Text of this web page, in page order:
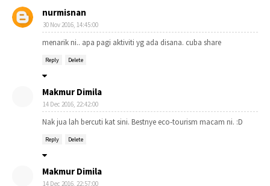
nurmisnan
30 Nov 2016, 14:45:00
menarik ni.. apa pagi aktiviti yg ada disana. cuba share
Reply Delete
Makmur Dimila
14 Dec 2016, 22:42:00
Nak jua lah bercuti kat sini. Bestnye eco-tourism macam ni. :D
Reply Delete
Makmur Dimila
14 Dec 2016, 22:57:00